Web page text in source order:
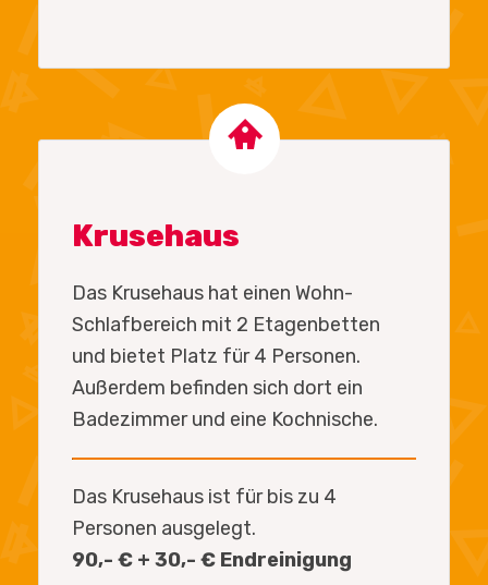
Krusehaus
Das Krusehaus hat einen Wohn-
Schlafbereich mit 2 Etagenbetten
und bietet Platz für 4 Personen.
Außerdem befinden sich dort ein
Badezimmer und eine Kochnische.
Das Krusehaus ist für bis zu 4
Personen ausgelegt.
90,- € + 30,- € Endreinigung